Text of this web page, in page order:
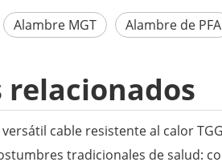
Alambre MGT Alambre de PFA